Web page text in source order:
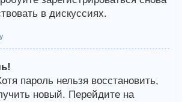
в дискуссиях.
пароль нельзя восстановить,
новый. Перейдите на